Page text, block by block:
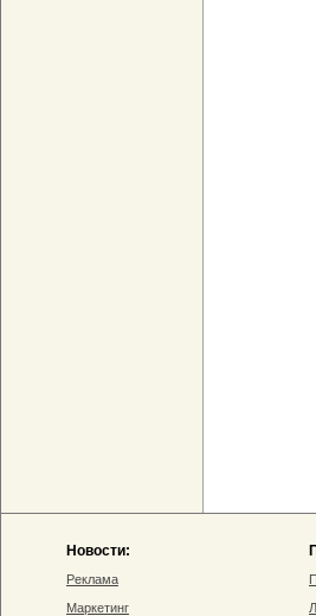
Новости:
Реклама
Маркетинг